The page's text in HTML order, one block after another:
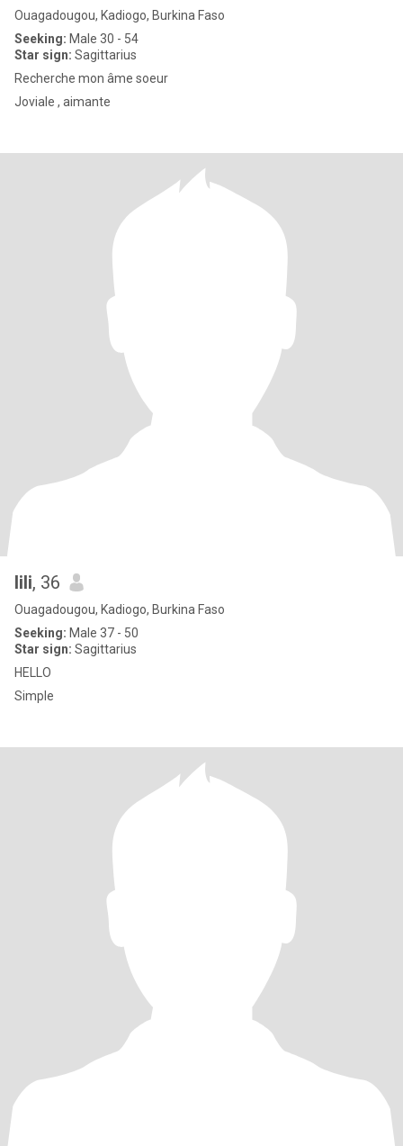
Ouagadougou, Kadiogo, Burkina Faso
Seeking: Male 30 - 54
Star sign: Sagittarius
Recherche mon âme soeur
Joviale , aimante
lili, 36
Ouagadougou, Kadiogo, Burkina Faso
Seeking: Male 37 - 50
Star sign: Sagittarius
HELLO
Simple